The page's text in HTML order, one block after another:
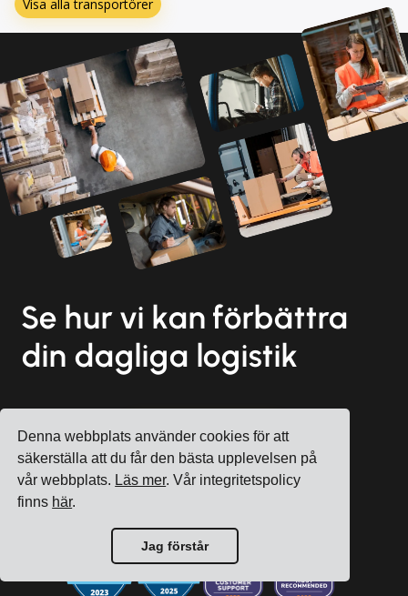
Denna webbplats använder cookies för att
säkerställa att du får den bästa upplevelsen på
vår webbplats. Läs mer. Vår integritetspolicy
finns här.
Jag förstår
Visa alla transportörer
Se hur vi kan förbättra
din dagliga logistik
Registrera konto
Boka en gratis konsultation